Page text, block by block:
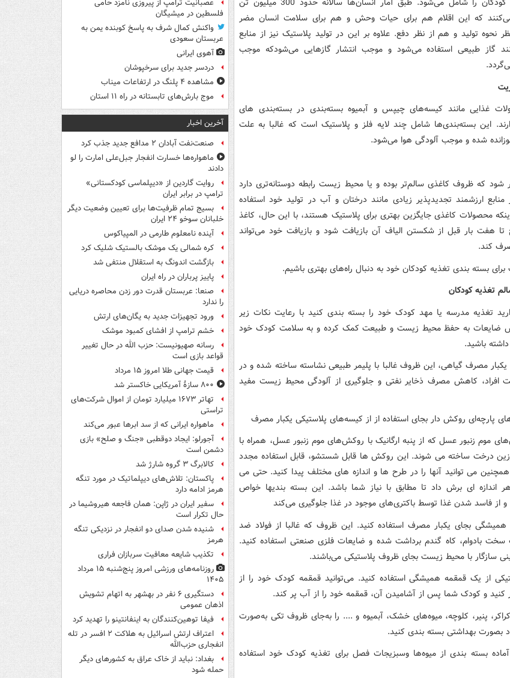
می‌کنند که این اقلام هم برای حیات وحش و هم برای سلامت انسان مضر
نحوه تولید و هم از نظر دفع. علاوه بر این در تولید پلاستیک نیز از منابع
گاز طبیعی استفاده می‌شود و موجب انتشار گازهایی می‌شودکه موجب
غذایی مانند کیسه‌های چیپس و آبمیوه بسته‌بندی در بسته‌بندی های
این بسته‌بندی‌ها شامل چند لایه فلز و پلاستیک است که غالبا به علت
شده و موجب آلودگی هوا می‌شود.
که ظروف کاغذی سالم‌تر بوده و یا محیط زیست رابطه دوستانه‌تری دارد
منابع ارزشمند تجدیدپذیر زیادی مانند درختان و آب در تولید خود استفاده
محصولات کاغذی جایگزین بهتری برای پلاستیک هستند، با این حال، کاغذ
تا هفت بار قبل از شکستن الیاف آن بازیافت شود و بازیافت خود می‌تواند
کند.
برای بسته بندی تغذیه کودکان خود به دنبال راه‌های بهتری باشیم.
تغذیه کودکان
تغذیه مدرسه یا مهد کودک خود را بسته بندی کنید با رعایت نکات زیر
ضایعات به حفظ محیط زیست و طبیعت کمک کرده و به سلامت کودک خود
باشید.
یکبار مصرف گیاهی، این ظروف غالبا با پلیمر طبیعی نشاسته ساخته شده و در
کاهش مصرف ذخایر نفتی و جلوگیری از آلودگی محیط زیست مفید
پارچه‌ای روکش دار بجای استفاده از از کیسه‌های پلاستیکی یکبار مصرف
موم زنبور عسل که از پنبه ارگانیک با روکش‌های موم زنبور عسل، همراه با
درخت ساخته می شوند. این روکش ها قابل شستشو، قابل استفاده مجدد
می توانید آنها را در طرح ها و اندازه های مختلف پیدا کنید. حتی می
هر اندازه ای برش داد تا مطابق با نیاز شما باشد. این بسته بندیها خواص
و از فاسد شدن غذا توسط باکتری‌های موجود در غذا جلوگیری می‌کند
بجای یکبار مصرف استفاده کنید. این ظروف که غالبا از فولاد ضد
سخت بادوام، کاه گندم برداشت شده و ضایعات فلزی صنعتی استفاده کنید.
سازگار با محیط زیست بجای ظروف پلاستیکی می‌باشند.
از یک قمقمه همیشگی استفاده کنید. می‌توانید قمقمه کودک خود را از
کنید و کودک شما پس از آشامیدن آن، قمقمه خود را از آب پر کند.
پنیر، کلوچه، میوه‌های خشک، آبمیوه و .... را به‌جای ظروف تکی به‌صورت
بصورت بهداشتی بسته بندی کنید.
بسته بندی از میوه‌ها وسبزیجات فصل برای تغذیه کودک خود استفاده
عصبانیت ترامپ از پیروزی نامزد حامی
فلسطین در میشیگان
واکنش کمال شرف به پاسخ کوبنده یمن به
عربستان سعودی
آهوی ایرانی
دردسر جدید برای سرخپوشان
مشاهده ۴ پلنگ در ارتفاعات میناب
موج بارش‌های تابستانه در راه ۱۱ استان
آخرین اخبار
صنعت‌نفت آبادان ۲ مدافع جدید جذب کرد
ماهواره‌ها خسارت انفجار جبل‌علی امارت را لو
دادند
روایت گاردین از «دیپلماسی کودکستانی»
ترامپ در برابر ایران
بسیج تمام ظرفیت‌ها برای تعیین وضعیت دیگر
خلبانان سوخو ۲۴ ایران
آینده نامعلوم طارمی در المپیاکوس
کره شمالی یک موشک بالستیک شلیک کرد
بازگشت اندونگ به استقلال منتفی شد
پاییز پرباران در راه ایران
صنعا: عربستان قدرت دور زدن محاصره دریایی
را ندارد
ورود تجهیزات جدید به یگان‌های ارتش
خشم ترامپ از افشای کمبود موشک
رسانه صهیونیست: حزب الله در حال تغییر
قواعد بازی است
قیمت جهانی طلا امروز ۱۵ مرداد
۸۰۰ سازۀ آمریکایی خاکستر شد
تهاتر ۱۶۷۳ میلیارد تومان از اموال شرکت‌های
تراستی
ماهواره ایرانی که از سد ابرها عبور می‌کند
آجورلو: ایجاد دوقطبی «جنگ و صلح‌» بازی
دشمن است
کالابرگ ۳ گروه شارژ شد
پاکستان: تلاش‌های دیپلماتیک در مورد تنگه
هرمز ادامه دارد
سفیر ایران در ژاپن: همان فاجعه هیروشیما در
حال تکرار است
شنیده شدن صدای دو انفجار در نزدیکی تنگه
هرمز
تکذیب شایعه معافیت سربازان فراری
روزنامه‌های ورزشی امروز پنج‌شنبه ۱۵ مرداد
۱۴۰۵
دستگیری ۶ نفر در بهشهر به اتهام تشویش
اذهان عمومی
فیفا توهین‌کنندگان به اینفانتینو را تهدید کرد
اعتراف ارتش اسرائیل به هلاکت ۲ افسر در تله
انفجاری حزب‌الله
بغداد: نباید از خاک عراق به کشورهای دیگر
حمله شود